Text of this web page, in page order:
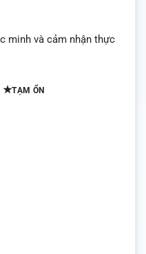
minh và cảm nhận thực
★TẠM ỔN